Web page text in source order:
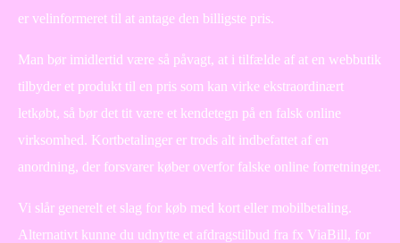
er velinformeret til at antage den billigste pris.
Man bør imidlertid være så påvagt, at i tilfælde af at en webbutik
tilbyder et produkt til en pris som kan virke ekstraordinært
letkøbt, så bør det tit være et kendetegn på en falsk online
virksomhed. Kortbetalinger er trods alt indbefattet af en
anordning, der forsvarer køber overfor falske online forretninger.
Vi slår generelt et slag for køb med kort eller mobilbetaling.
Alternativt kunne du udnytte et afdragstilbud fra fx ViaBill, for